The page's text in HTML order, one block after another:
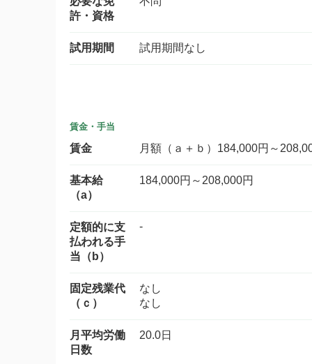
許・資格
試用期間 試用期間なし
賃金・手当
賃金 月額（ａ＋ｂ）184,000円～
基本給
（a）
184,000円～208,000円
定額的に支
払われる手
当（b）
-
固定残業代
（ｃ）
なし
なし
月平均労働
日数
20.0日